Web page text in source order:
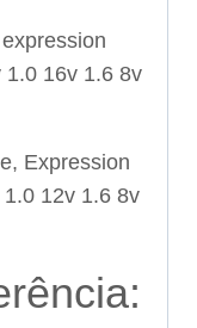
1.0 16v 1.6 8v
Expression
12v 1.6 8v